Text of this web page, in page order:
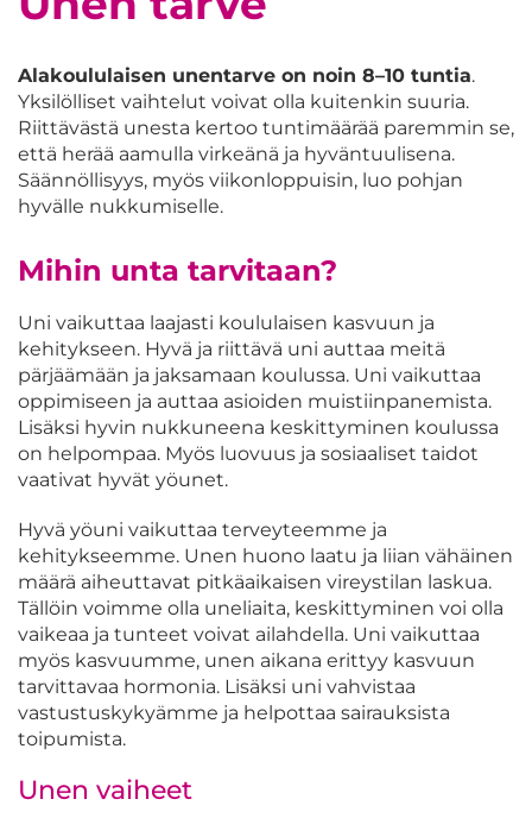
Alakoululaisen unentarve on noin 8–10 tuntia.
Yksilölliset vaihtelut voivat olla kuitenkin suuria.
Riittävästä unesta kertoo tuntimäärää paremmin se,
että herää aamulla virkeänä ja hyväntuulisena.
Säännöllisyys, myös viikonloppuisin, luo pohjan
hyvälle nukkumiselle.
Mihin unta tarvitaan?
Uni vaikuttaa laajasti koululaisen kasvuun ja
kehitykseen. Hyvä ja riittävä uni auttaa meitä
pärjäämään ja jaksamaan koulussa. Uni vaikuttaa
oppimiseen ja auttaa asioiden muistiinpanemista.
Lisäksi hyvin nukkuneena keskittyminen koulussa
on helpompaa. Myös luovuus ja sosiaaliset taidot
vaativat hyvät yöunet.
Hyvä yöuni vaikuttaa terveyteemme ja
kehitykseemme. Unen huono laatu ja liian vähäinen
määrä aiheuttavat pitkäaikaisen vireystilan laskua.
Tällöin voimme olla uneliaita, keskittyminen voi olla
vaikeaa ja tunteet voivat ailahdella. Uni vaikuttaa
myös kasvuumme, unen aikana erittyy kasvuun
tarvittavaa hormonia. Lisäksi uni vahvistaa
vastustuskykyämme ja helpottaa sairauksista
toipumista.
Unen vaiheet